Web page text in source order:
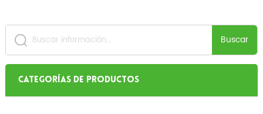
Buscar
Categorías de productos